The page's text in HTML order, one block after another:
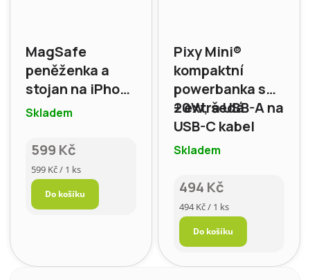
MagSafe
peněženka a
stojan na iPhone
(MOVAS) –
myší šedá
Skladem
599 Kč
Měrná
cena:
599 Kč / 1 ks
Do košíku
Pixy Mini®
kompaktní
powerbanka s
20W, šedá
+ extra USB-A na
USB-C kabel
Skladem
494 Kč
Měrná
cena:
494 Kč / 1 ks
Do košíku